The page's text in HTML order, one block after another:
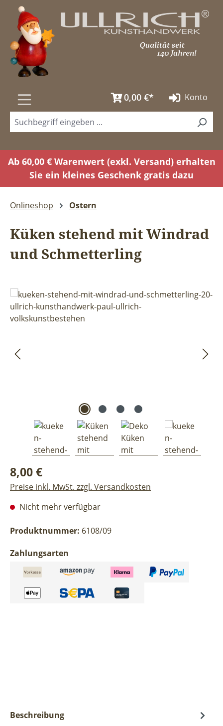
Zum Hauptinhalt springen
0,00 €* Konto
Ab 60,00 € Warenwert (exkl. Versand) erhalten
Sie ein kleines Geschenk gratis dazu
Onlineshop Ostern
Küken stehend mit Windrad
und Schmetterling
Bildergalerie überspringen
Regulärer Preis:
8,00 €
Preise inkl. MwSt. zzgl. Versandkosten
Nicht mehr verfügbar
Produktnummer: 6108/09
Zahlungsarten
Beschreibung